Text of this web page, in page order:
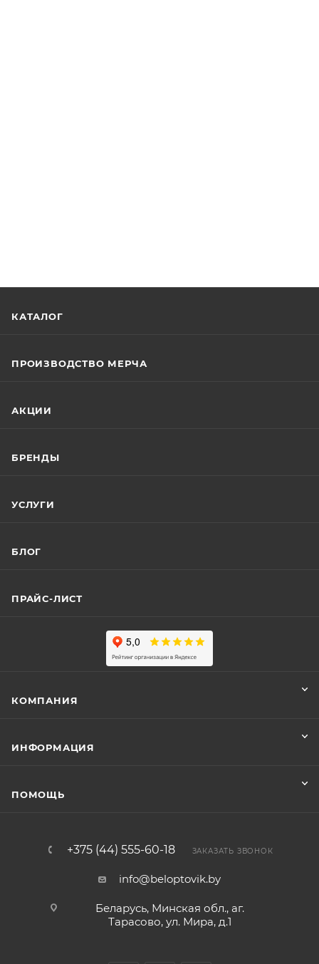
КАТАЛОГ
ПРОИЗВОДСТВО МЕРЧА
АКЦИИ
БРЕНДЫ
УСЛУГИ
БЛОГ
ПРАЙС-ЛИСТ
КОМПАНИЯ
ИНФОРМАЦИЯ
ПОМОЩЬ
+375 (44) 555-60-18 ЗАКАЗАТЬ ЗВОНОК
info@beloptovik.by
Беларусь, Минская обл., аг.
Тарасово, ул. Мира, д.1